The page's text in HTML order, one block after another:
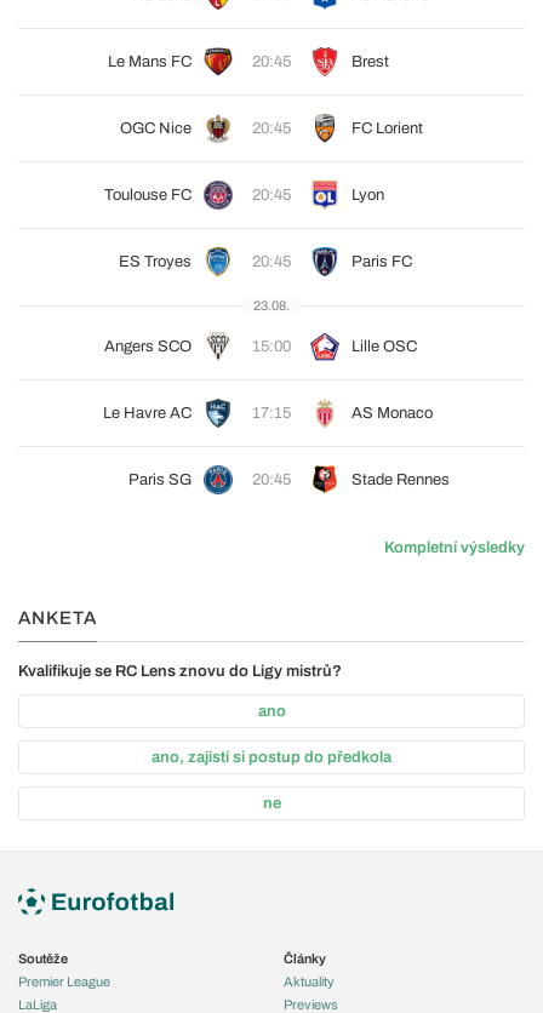
Le Mans FC 20:45 Brest
OGC Nice 20:45 FC Lorient
Toulouse FC 20:45 Lyon
ES Troyes 20:45 Paris FC
23.08.
Angers SCO 15:00 Lille OSC
Le Havre AC 17:15 AS Monaco
Paris SG 20:45 Stade Rennes
Kompletní výsledky
ANKETA
Kvalifikuje se RC Lens znovu do Ligy mistrů?
ano
ano, zajistí si postup do předkola
ne
Soutěže
Premier League
LaLiga
Články
Aktuality
Previews